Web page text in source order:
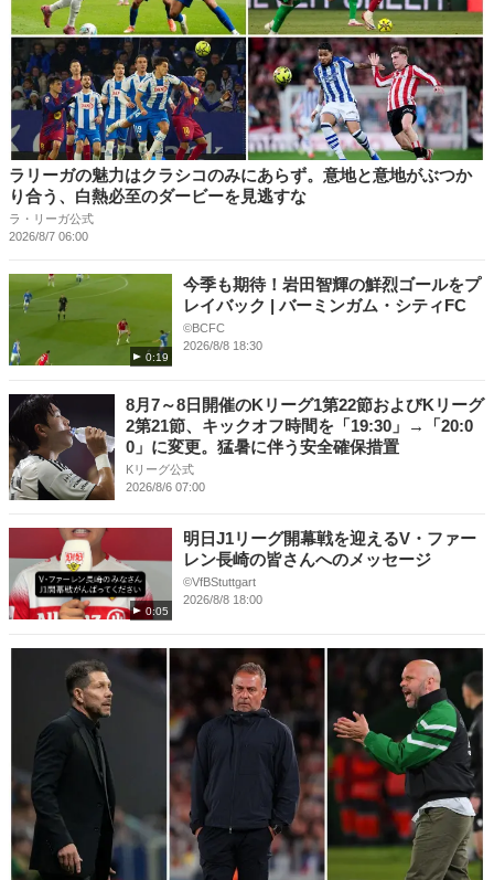
ラリーガの魅力はクラシコのみにあらず。意地と意地がぶつか
り合う、白熱必至のダービーを見逃すな
ラ・リーガ公式
2026/8/7 06:00
0:19
今季も期待！岩田智輝の鮮烈ゴールをプ
レイバック | バーミンガム・シティFC
©BCFC
2026/8/8 18:30
8月7～8日開催のKリーグ1第22節およびKリーグ
2第21節、キックオフ時間を「19:30」→「20:0
0」に変更。猛暑に伴う安全確保措置
Kリーグ公式
2026/8/6 07:00
0:05
明日J1リーグ開幕戦を迎えるV・ファー
レン長崎の皆さんへのメッセージ
©VfBStuttgart
2026/8/8 18:00